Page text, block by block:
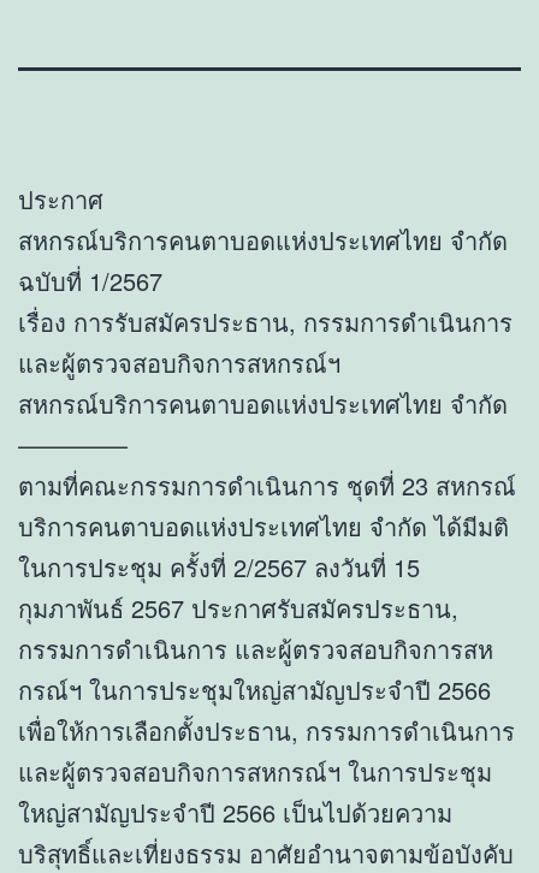
ประกาศ
สหกรณ์บริการคนตาบอดแห่งประเทศไทย จำกัด
ฉบับที่ 1/2567
เรื่อง การรับสมัครประธาน, กรรมการดำเนินการ
และผู้ตรวจสอบกิจการสหกรณ์ฯ
สหกรณ์บริการคนตาบอดแห่งประเทศไทย จำกัด
————–
ตามที่คณะกรรมการดำเนินการ ชุดที่ 23 สหกรณ์
บริการคนตาบอดแห่งประเทศไทย จำกัด ได้มีมติ
ในการประชุม ครั้งที่ 2/2567 ลงวันที่ 15
กุมภาพันธ์ 2567 ประกาศรับสมัครประธาน,
กรรมการดำเนินการ และผู้ตรวจสอบกิจการสห
กรณ์ฯ ในการประชุมใหญ่สามัญประจำปี 2566
เพื่อให้การเลือกตั้งประธาน, กรรมการดำเนินการ
และผู้ตรวจสอบกิจการสหกรณ์ฯ ในการประชุม
ใหญ่สามัญประจำปี 2566 เป็นไปด้วยความ
บริสุทธิ์และเที่ยงธรรม อาศัยอำนาจตามข้อบังคับ